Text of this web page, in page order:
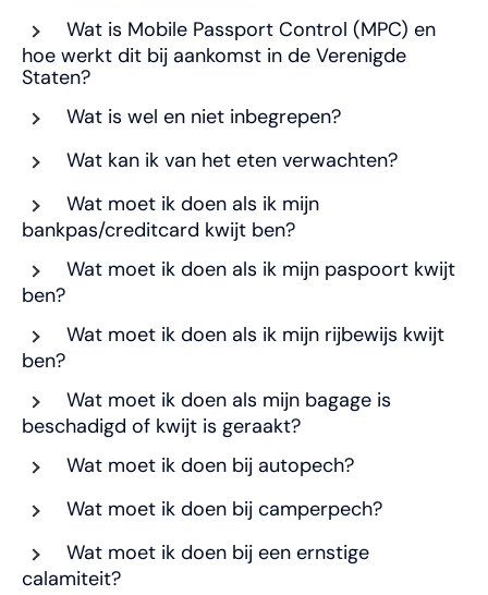
Wat is Mobile Passport Control (MPC) en
hoe werkt dit bij aankomst in de Verenigde
Staten?
Wat is wel en niet inbegrepen?
Wat kan ik van het eten verwachten?
Wat moet ik doen als ik mijn
bankpas/creditcard kwijt ben?
Wat moet ik doen als ik mijn paspoort kwijt
ben?
Wat moet ik doen als ik mijn rijbewijs kwijt
ben?
Wat moet ik doen als mijn bagage is
beschadigd of kwijt is geraakt?
Wat moet ik doen bij autopech?
Wat moet ik doen bij camperpech?
Wat moet ik doen bij een ernstige
calamiteit?